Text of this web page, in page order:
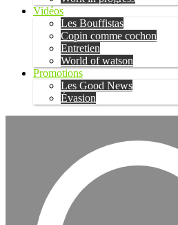
Vidéos
Les Bouffistas
Copin comme cochon
Entretien
World of watson
Promotions
Les Good News
Évasion